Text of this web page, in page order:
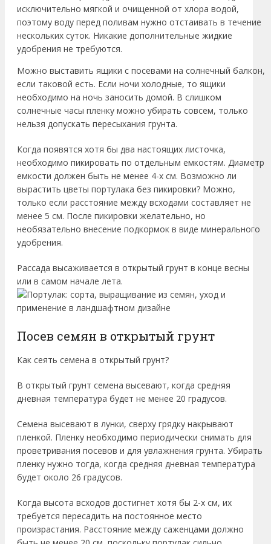
исключительно мягкой и очищенной от хлора водой,
поэтому воду перед поливам нужно отстаивать в течение
нескольких суток. Никакие дополнительные жидкие
удобрения не требуются.
Можно выставить ящики с посевами на солнечный балкон,
если таковой есть. Если ночи холодные, то ящики
необходимо на ночь заносить домой. В слишком
солнечные часы пленку можно убирать совсем, только
нельзя допускать пересыхания грунта.
Когда появятся хотя бы два настоящих листочка,
необходимо пикировать по отдельным емкостям. Диаметр
емкости должен быть не менее 4-х см. Возможно ли
вырастить цветы портулака без пикировки? Можно,
только если расстояние между всходами составляет не
менее 5 см. После пикировки желательно, но
необязательно внесение подкормок в виде минерального
удобрения.
Рассада высаживается в открытый грунт в конце весны
или в самом начале лета.
Посев семян в открытый грунт
Как сеять семена в открытый грунт?
В открытый грунт семена высевают, когда средняя
дневная температура будет не менее 20 градусов.
Семена высевают в лунки, сверху грядку накрывают
пленкой. Пленку необходимо периодически снимать для
проветривания посевов и для увлажнения грунта. Убирать
пленку нужно тогда, когда средняя дневная температура
будет около 26 градусов.
Когда высота всходов достигнет хотя бы 2-х см, их
требуется пересадить на постоянное место
произрастания. Расстояние между саженцами должно